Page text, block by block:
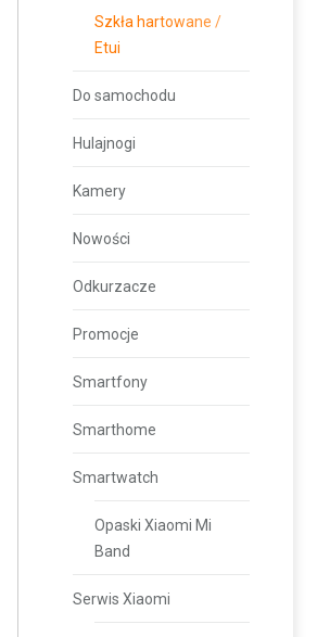
Szkła hartowane /
Etui
Do samochodu
Hulajnogi
Kamery
Nowości
Odkurzacze
Promocje
Smartfony
Smarthome
Smartwatch
Opaski Xiaomi Mi
Band
Serwis Xiaomi